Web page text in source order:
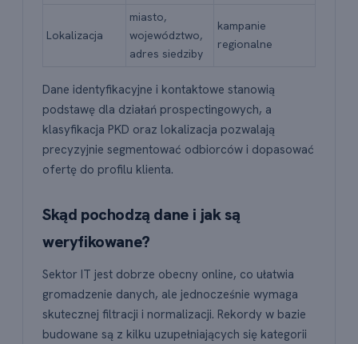
Lokalizacja
miasto,
województwo,
adres siedziby
kampanie
regionalne
Dane identyfikacyjne i kontaktowe stanowią
podstawę dla działań prospectingowych, a
klasyfikacja PKD oraz lokalizacja pozwalają
precyzyjnie segmentować odbiorców i dopasować
ofertę do profilu klienta.
Skąd pochodzą dane i jak są
weryfikowane?
Sektor IT jest dobrze obecny online, co ułatwia
gromadzenie danych, ale jednocześnie wymaga
skutecznej filtracji i normalizacji. Rekordy w bazie
budowane są z kilku uzupełniających się kategorii